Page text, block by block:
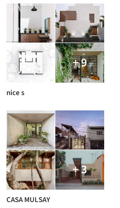
+ 9
nice s
+ 3
CASA MULSAY